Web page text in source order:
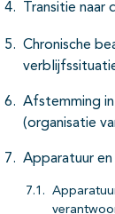
Transitie naar
Chronische
Afstemming
(organisatie
Apparatuur